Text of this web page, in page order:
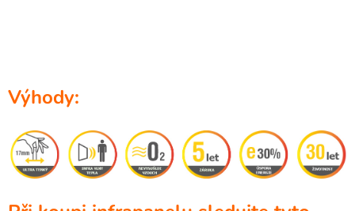
Výhody: